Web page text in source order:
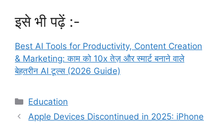
इसे भी पढ़ें :-
Best AI Tools for Productivity, Content Creation
& Marketing: काम को 10x तेज़ और स्मार्ट बनाने वाले
बेहतरीन AI टूल्स (2026 Guide)
Categories
Education
Apple Devices Discontinued in 2025: iPhone